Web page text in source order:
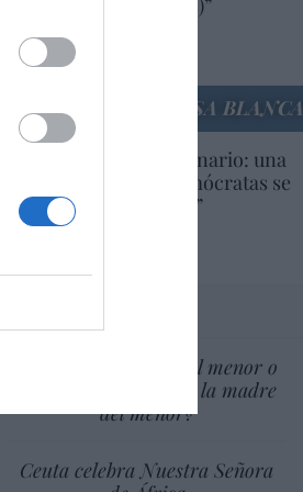
americanas (y europeas)”
por Ana Sánchez Arjona
Artículos anteriores
LA CASA BLANCA
EEUU. Inquietante escenario: una
tercera parte de los demócratas se
define como “socialista”
¿El Superior interés el menor o
el superior interés de la madre
del menor?
Ceuta celebra Nuestra Señora